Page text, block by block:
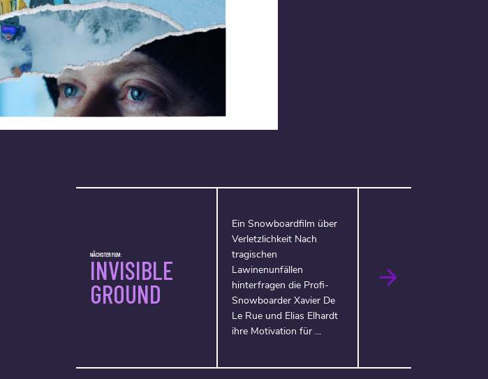
NÄCHSTER FILM:
INVISIBLE
GROUND
Ein Snowboardfilm über
Verletzlichkeit Nach
tragischen
Lawinenunfällen
hinterfragen die Profi-
Snowboarder Xavier De
Le Rue und Elias Elhardt
ihre Motivation für ...